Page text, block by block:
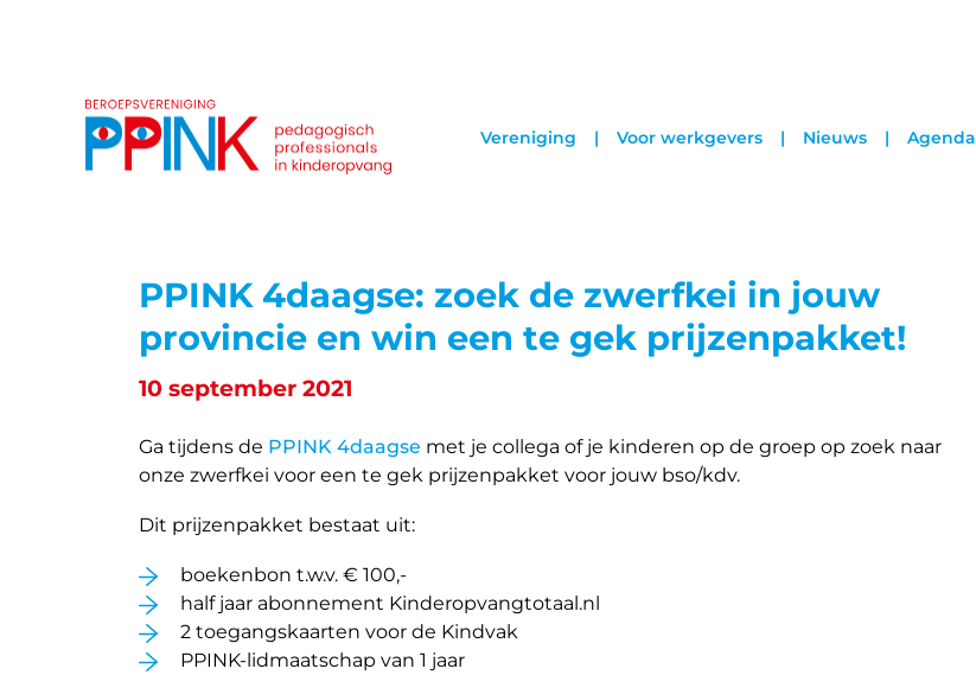
Vereniging Voor werkgevers Nieuws Agenda
PPINK 4daagse: zoek de zwerfkei in jouw
provincie en win een te gek prijzenpakket!
10 september 2021
Ga tijdens de PPINK 4daagse met je collega of je kinderen op de groep op zoek naar
onze zwerfkei voor een te gek prijzenpakket voor jouw bso/kdv.
Dit prijzenpakket bestaat uit:
boekenbon t.w.v. € 100,-
half jaar abonnement Kinderopvangtotaal.nl
2 toegangskaarten voor de Kindvak
PPINK-lidmaatschap van 1 jaar